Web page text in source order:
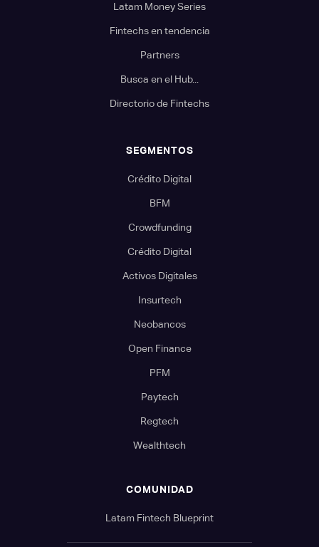
Latam Money Series
Fintechs en tendencia
Partners
Busca en el Hub...
Directorio de Fintechs
SEGMENTOS
Crédito Digital
BFM
Crowdfunding
Crédito Digital
Activos Digitales
Insurtech
Neobancos
Open Finance
PFM
Paytech
Regtech
Wealthtech
COMUNIDAD
Latam Fintech Blueprint